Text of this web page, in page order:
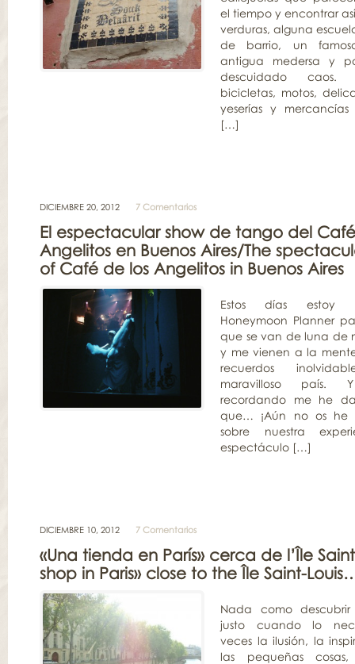
el tiempo y encontrar
verduras, alguna
de barrio, un
antigua medersa y
descuidado caos.
bicicletas, motos,
yeserías y
[…]
DICIEMBRE 20, 2012 7 Comentarios
El espectacular show de tango del
Angelitos en Buenos Aires/The
of Café de los Angelitos in Buenos Aires
Estos días estoy
Honeymoon Planner
que se van de luna de
y me vienen a la
recuerdos
maravilloso país.
recordando me he
que… ¡Aún no os he
sobre nuestra
espectáculo […]
DICIEMBRE 10, 2012 7 Comentarios
«Una tienda en París» cerca de l’Île
shop in Paris» close to the Île Saint-
Nada como
justo cuando lo
veces la ilusión, la
las pequeñas